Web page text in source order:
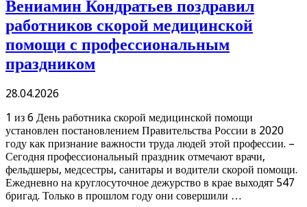
Вениамин Кондратьев поздравил
работников скорой медицинской
помощи с профессиональным
праздником
28.04.2026
1 из 6 День работника скорой медицинской помощи
установлен постановлением Правительства России в 2020
году как признание важности труда людей этой профессии. –
Сегодня профессиональный праздник отмечают врачи,
фельдшеры, медсестры, санитары и водители скорой помощи.
Ежедневно на круглосуточное дежурство в крае выходят 547
бригад. Только в прошлом году они совершили …